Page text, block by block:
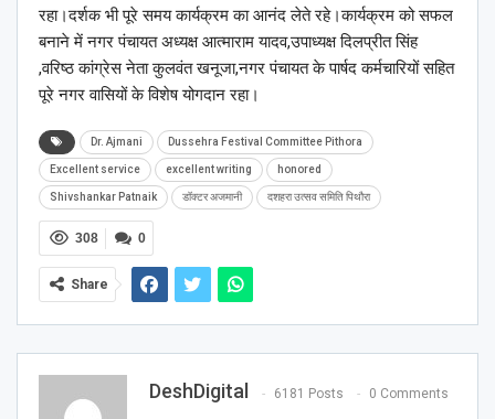
रहा।दर्शक भी पूरे समय कार्यक्रम का आनंद लेते रहे।कार्यक्रम को सफल
बनाने में नगर पंचायत अध्यक्ष आत्माराम यादव,उपाध्यक्ष दिलप्रीत सिंह
,वरिष्ठ कांग्रेस नेता कुलवंत खनूजा,नगर पंचायत के पार्षद कर्मचारियों सहित
पूरे नगर वासियों के विशेष योगदान रहा।
Dr. Ajmani Dussehra Festival Committee Pithora
Excellent service excellent writing honored
Shivshankar Patnaik डॉक्टर अजमानी दशहरा उत्सव समिति पिथौरा
0
308
Share
DeshDigital 6181 Posts 0 Comments